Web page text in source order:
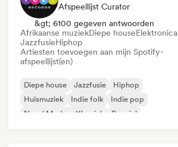
Afspeellijst Curator
&gt; 6100 gegeven antwoorden
Afrikaanse muziekDiepe houseElektronica
JazzfusieHiphop
Artiesten toevoegen aan mijn Spotify-
afspeellijst(en)
Diepe house Jazzfusie
Hiphop
Huismuziek
Indie folk
Indie pop
Neo / Modern Klassiek
Popziel